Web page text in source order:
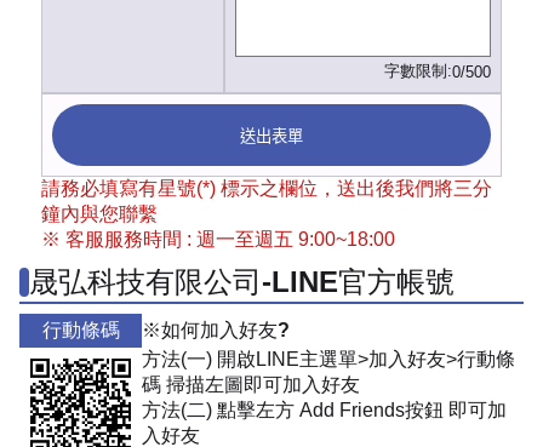
字數限制:0/500
送出表單
請務必填寫有星號(*) 標示之欄位，送出後我們將三分
鐘內與您聯繫
※ 客服服務時間 : 週一至週五 9:00~18:00
晟弘科技有限公司-LINE官方帳號
行動條碼
※如何加入好友?
方法(一) 開啟LINE主選單>加入好友>行動條
碼 掃描左圖即可加入好友
方法(二) 點擊左方 Add Friends按鈕 即可加
入好友